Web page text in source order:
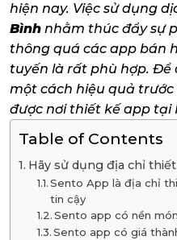
hiện nay. Việc sử dụng
Bình nhằm thúc đẩy sự
thông quá các app bán
tuyến là rất phù hợp. Để
một cách hiệu quả
được nơi thiết kế app tại
Table of Contents
Hãy sử dụng địa chỉ
Sento App là địa chỉ
tin cậy
Sento app có nền
Sento app có giá